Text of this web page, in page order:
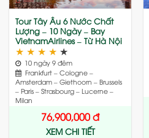
Tour Tây Âu 6 Nước Chất
Lượng – 10 Ngày – Bay
VietnamAirlines – Từ Hà Nội
★ ★ ★ ★ ★
10 ngày 9 đêm
Frankfurt – Cologne –
Amsterdam – Giethoorn – Brussels
– Paris – Strasbourg – Lucerne –
Milan
76,900,000đ
XEM CHI TIẾT